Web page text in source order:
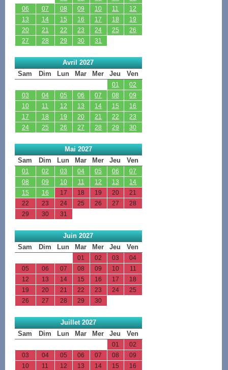
06
07 08 09 10 11
12
13
14 15 16 17 18
19
20
21 22 23 24 25
26
27
28 29 30 31
Avril 2027
Sam
Dim Lun Mar Mer Jeu Ven
01
02
03
04 05 06 07 08
09
10
11 12 13 14 15
16
17
18 19 20 21 22
23
24
25 26 27 28 29 30
Mai 2027
Sam
Dim Lun Mar Mer Jeu Ven
01 02 03 04 05 06
07
08
09 10 11 12 13
14
15
16 17 18 19 20
21
22
23 24 25 26 27
28
29
30 31
Juin 2027
Sam
Dim Lun Mar Mer Jeu Ven
01 02 03
04
05
06 07 08 09 10
11
12
13 14 15 16 17
18
19
20 21 22 23 24
25
26
27 28 29 30
Juillet 2027
Sam
Dim Lun Mar Mer Jeu Ven
01
02
03
04 05 06 07 08
09
10
11 12 13 14 15 16